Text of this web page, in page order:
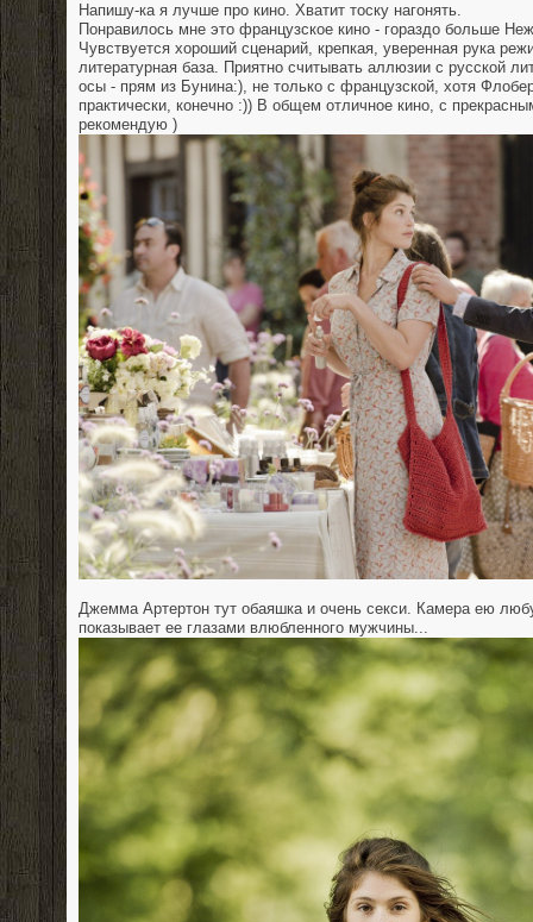
Напишу-ка я лучше про кино. Хватит тоску нагонять.
Понравилось мне это французское кино - гораздо больше
Чувствуется хороший сценарий, крепкая, уверенная рука
литературная база. Приятно считывать аллюзии с русской
осы - прям из Бунина:), не только с французской, хотя
практически, конечно :)) В общем отличное кино, с
рекомендую )
Джемма Артертон тут обаяшка и очень секси. Камера ею
показывает ее глазами влюбленного мужчины...